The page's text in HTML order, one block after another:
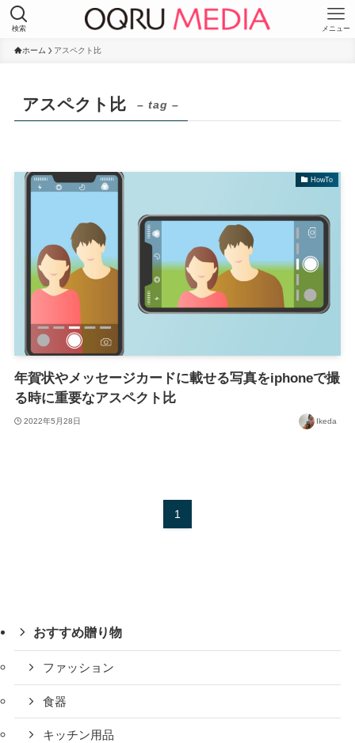
検索 メニュー
ホーム アスペクト比
アスペクト比 – tag –
HowTo
年賀状やメッセージカードに載せる写真をiphoneで撮
る時に重要なアスペクト比
2022年5月28日 Ikeda
1
おすすめ贈り物
ファッション
食器
キッチン用品